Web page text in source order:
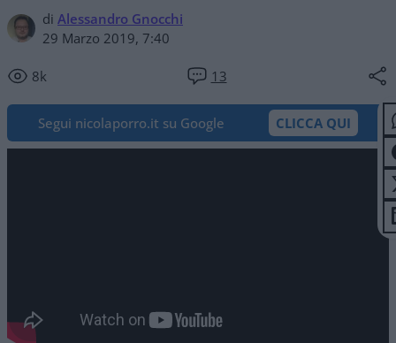
di Alessandro Gnocchi
29 Marzo 2019, 7:40
8k 13
Segui nicolaporro.it su Google CLICCA QUI